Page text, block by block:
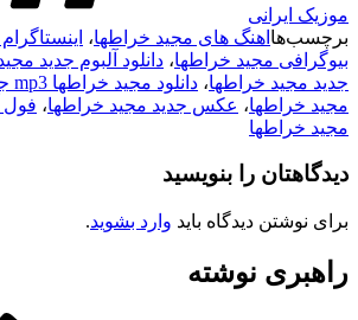
موزیک ایرانی
برچسب‌ها اهنگ های مجید خراطها،
بیوگرافی مجید خراطها، دانلود آلبوم جدید
جدید مجید خراطها، دانلود مجید خراطها mp3 جدید
مجید خراطها، عکس جدید مجید خراطها، فول
مجید خراطها
دیدگاهتان را بنویسید
برای نوشتن دیدگاه باید وارد بشوید.
راهبری نوشته